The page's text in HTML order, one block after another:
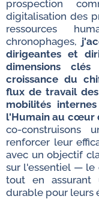
prospection
digitalisation des
ressources
chronophages,
dirigeantes et
dimensions
croissance du
flux de travail
mobilités
l'Humain au cœur
co-construisons
renforcer leur
avec un objectif
sur l'essentiel —
tout en assurant
durable pour leurs